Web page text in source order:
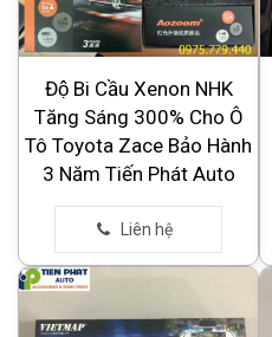
Độ Bi Cầu Xenon NHK
Tăng Sáng 300% Cho Ô
Tô Toyota Zace Bảo Hành
3 Năm Tiến Phát Auto